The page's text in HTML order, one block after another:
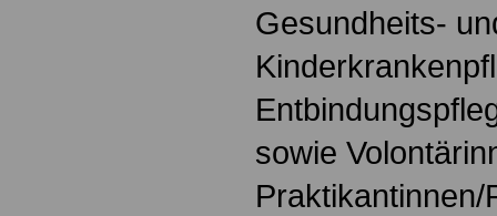
Gesundheits-
sowie
Praktikantinnen/